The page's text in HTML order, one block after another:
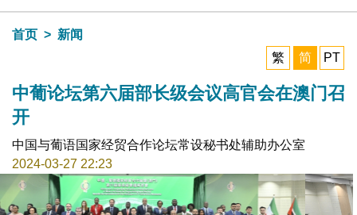
目录
首页
新闻
繁
简 PT
中葡论坛第六届部长级会议高官会在澳门召
开
中国与葡语国家经贸合作论坛常设秘书处辅助办公室
2024-03-27 22:23